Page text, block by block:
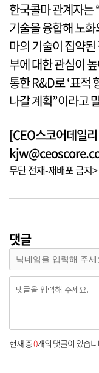
한국콜마 관계자는
기술을 융합해 노
마의 기술이 집약
부에 대한 관심이
통한 R&D로 ‘표적
나갈 계획”이라고
[CEO스코어데일
무단 전재-재배포 금지
댓글
현재 총0개의 댓글이 있습